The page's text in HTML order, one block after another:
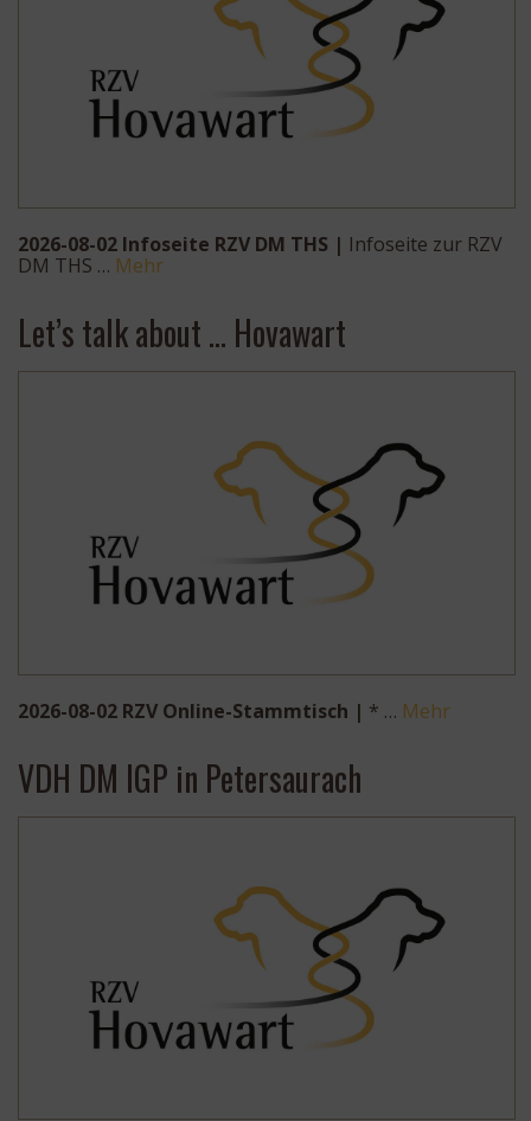
2026-08-02 Infoseite RZV DM THS | Infoseite zur RZV
DM THS … Mehr
Let’s talk about … Hovawart
2026-08-02 RZV Online-Stammtisch | * … Mehr
VDH DM IGP in Petersaurach